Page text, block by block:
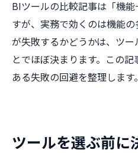
BIツールの比較記事は「機
すが、実務で効くのは機能
が失敗するかどうかは、ツ
とでほぼ決まります。この
ある失敗の回避を整理します。
ツールを選ぶ前に